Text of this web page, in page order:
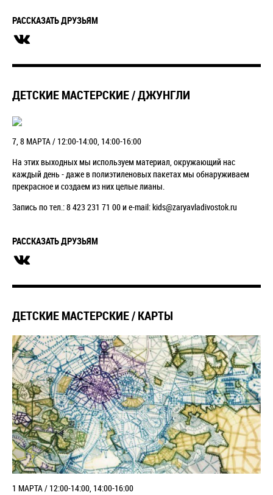
РАССКАЗАТЬ ДРУЗЬЯМ
ДЕТСКИЕ МАСТЕРСКИЕ / ДЖУНГЛИ
7, 8 МАРТА / 12:00-14:00, 14:00-16:00
На этих выходных мы используем материал, окружающий нас
каждый день - даже в полиэтиленовых пакетах мы обнаруживаем
прекрасное и создаем из них целые лианы.
Запись по тел.: 8 423 231 71 00 и e-mail: kids@zaryavladivostok.ru
РАССКАЗАТЬ ДРУЗЬЯМ
ДЕТСКИЕ МАСТЕРСКИЕ / КАРТЫ
1 МАРТА / 12:00-14:00, 14:00-16:00